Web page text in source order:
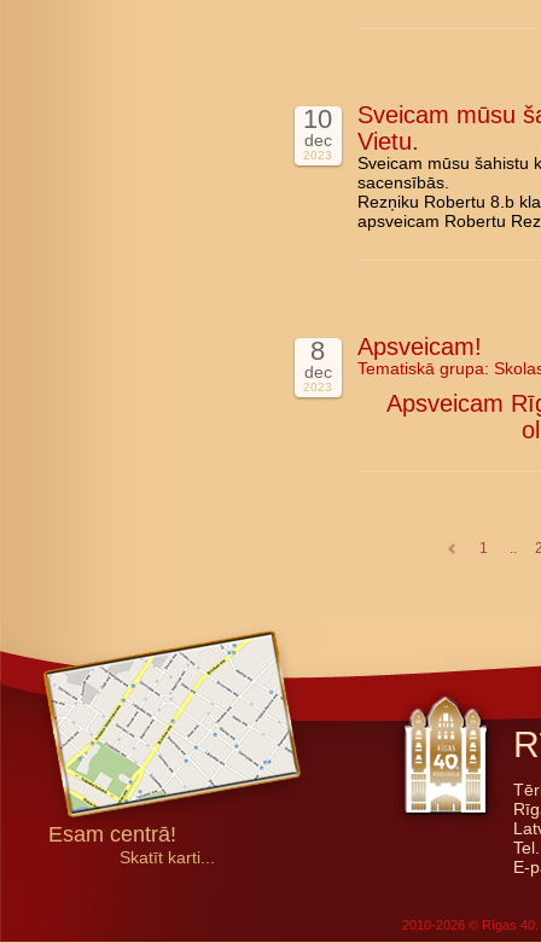
10
dec
2023
Sveicam mūsu
Vietu.
Sveicam mūsu šahistu
sacensībās.
Rezņiku Robertu 8.b
apsveicam Robertu
8
dec
2023
Apsveicam!
Tematiskā grupa:
Apsveicam
1 ..
Esam centrā!
Skatīt karti...
E-
2010-2026 © Rīgas